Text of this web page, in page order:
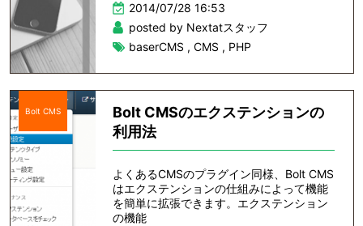
2014/07/28 16:53
posted by Nextatスタッフ
baserCMS , CMS , PHP
Bolt CMS
Bolt CMSのエクステンションの
利用法
よくあるCMSのプラグイン同様、Bolt CMS
はエクステンションの仕組みによって機能
を簡単に拡張できます。エクステンション
の機能